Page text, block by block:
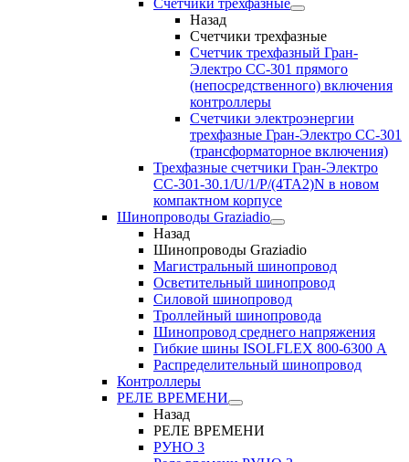
Счетчики трехфазные
Назад
Счетчики трехфазные
Счетчик трехфазный Гран-
Электро CC-301 прямого
(непосредственного) включения
контроллеры
Счетчики электроэнергии
трехфазные Гран-Электро CC-301
(трансформаторное включения)
Трехфазные счетчики Гран-Электро
СС-301-30.1/U/1/P/(4TA2)N в новом
компактном корпусе
Шинопроводы Graziadio
Назад
Шинопроводы Graziadio
Магистральный шинопровод
Осветительный шинопровод
Силовой шинопровод
Троллейный шинопровода
Шинопровод среднего напряжения
Гибкие шины ISOLFLEX 800-6300 А
Распределительный шинопровод
Контроллеры
РЕЛЕ ВРЕМЕНИ
Назад
РЕЛЕ ВРЕМЕНИ
РУНО 3